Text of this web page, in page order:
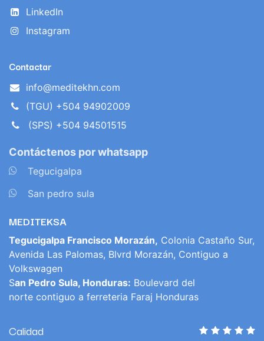
LinkedIn
Instagram
Contactar
info@meditekhn.com
(TGU) +504 94902009
(SPS) +504 94501515
Contáctenos por whatsapp
Tegucigalpa
San pedro sula
MEDITEKSA
Tegucigalpa Francisco Morazán, Colonia Castaño Sur,
Avenida Las Palomas, Blvrd Morazán, Contiguo a
Volkswagen
San Pedro Sula, Honduras: Boulevard del
norte contiguo a ferreteria Faraj Honduras
Calidad